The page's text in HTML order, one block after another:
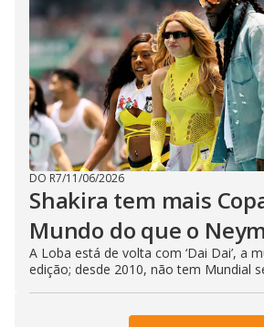
DO R7/11/06/2026
Shakira tem mais
Mundo do que o
A Loba está de volta com ‘Dai Dai’, a
edição; desde 2010, não tem Mundial